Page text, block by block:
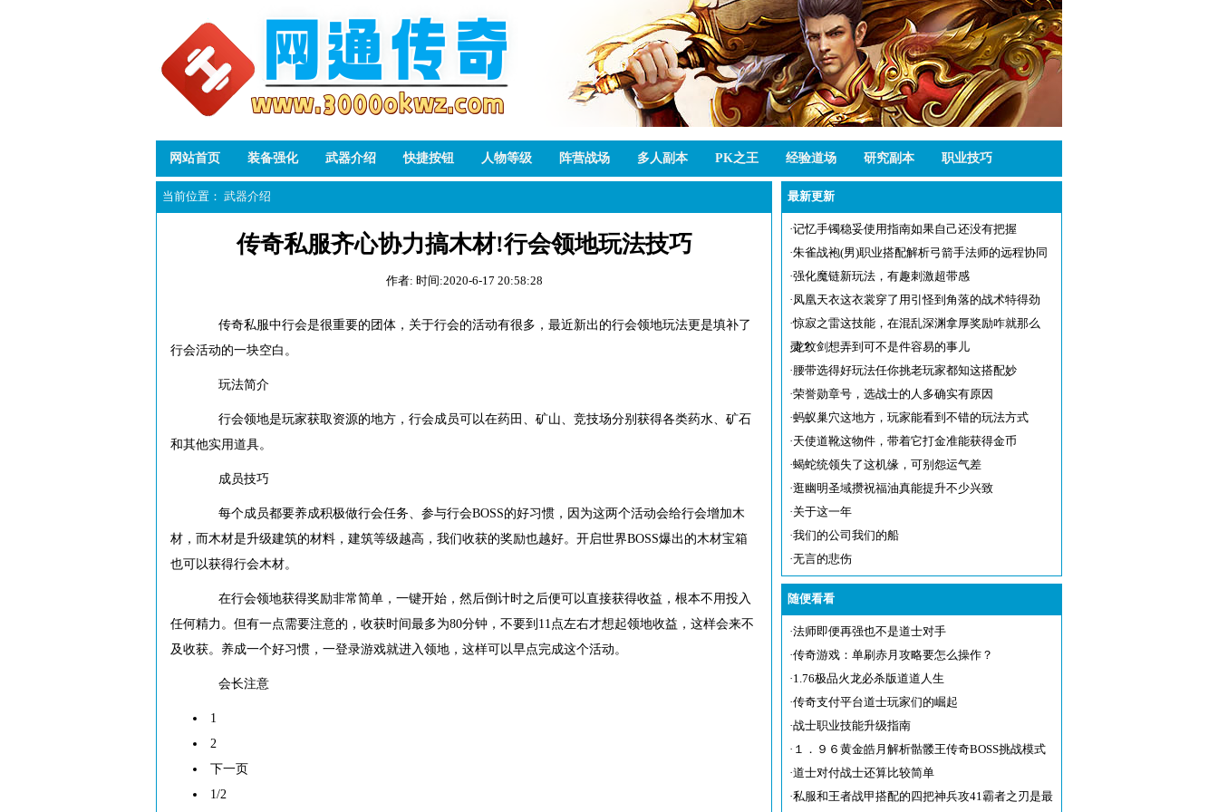
网站首页 装备强化 武器介绍 快捷按钮 人物等级 阵营战场 多人副本 PK之王 经验道场 研究副本 职业技巧
当前位置： 武器介绍
传奇私服齐心协力搞木材!行会领地玩法技巧
作者: 时间:2020-6-17 20:58:28
传奇私服中行会是很重要的团体，关于行会的活动有很多，最近新出的行会领地玩法更是填补了
行会活动的一块空白。
玩法简介
行会领地是玩家获取资源的地方，行会成员可以在药田、矿山、竞技场分别获得各类药水、矿石
和其他实用道具。
成员技巧
每个成员都要养成积极做行会任务、参与行会BOSS的好习惯，因为这两个活动会给行会增加木
材，而木材是升级建筑的材料，建筑等级越高，我们收获的奖励也越好。开启世界BOSS爆出的木材宝箱
也可以获得行会木材。
在行会领地获得奖励非常简单，一键开始，然后倒计时之后便可以直接获得收益，根本不用投入
任何精力。但有一点需要注意的，收获时间最多为80分钟，不要到11点左右才想起领地收益，这样会来不
及收获。养成一个好习惯，一登录游戏就进入领地，这样可以早点完成这个活动。
会长注意
1
2
下一页
1/2
最新更新
·记忆手镯稳妥使用指南如果自己还没有把握
·朱雀战袍(男)职业搭配解析弓箭手法师的远程协同
·强化魔链新玩法，有趣刺激超带感
·凤凰天衣这衣裳穿了用引怪到角落的战术特得劲
·惊寂之雷这技能，在混乱深渊拿厚奖励咋就那么
灵？
·龙纹剑想弄到可不是件容易的事儿
·腰带选得好玩法任你挑老玩家都知这搭配妙
·荣誉勋章号，选战士的人多确实有原因
·蚂蚁巢穴这地方，玩家能看到不错的玩法方式
·天使道靴这物件，带着它打金准能获得金币
·蝎蛇统领失了这机缘，可别怨运气差
·逛幽明圣域攒祝福油真能提升不少兴致
·关于这一年
·我们的公司我们的船
·无言的悲伤
随便看看
·法师即便再强也不是道士对手
·传奇游戏：单刷赤月攻略要怎么操作？
·1.76极品火龙必杀版道道人生
·传奇支付平台道士玩家们的崛起
·战士职业技能升级指南
· １．９６黄金皓月解析骷髅王传奇BOSS挑战模式
·道士对付战士还算比较简单
·私服和王者战甲搭配的四把神兵攻41霸者之刃是最